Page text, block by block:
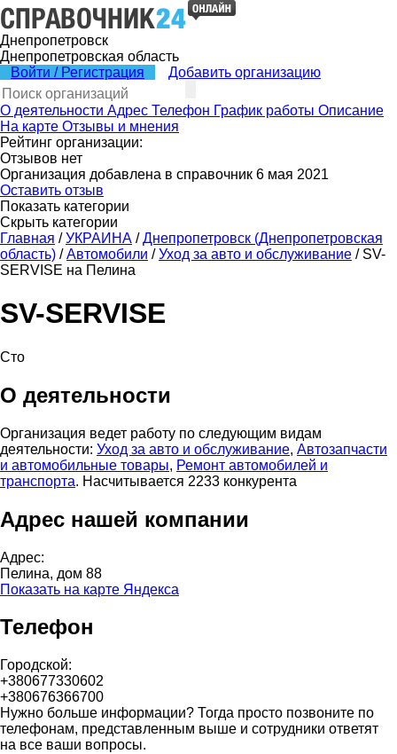
Днепропетровск
Днепропетровская область
Войти / Регистрация
Добавить организацию
О деятельности Адрес Телефон График работы Описание
На карте Отзывы и мнения
Рейтинг организации:
Отзывов нет
Организация добавлена в справочник 6 мая 2021
Оставить отзыв
Показать категории
Скрыть категории
Главная / УКРАИНА / Днепропетровск (Днепропетровская
область) / Автомобили / Уход за авто и обслуживание / SV-
SERVISE на Пелина
SV-SERVISE
Сто
О деятельности
Организация ведет работу по следующим видам
деятельности: Уход за авто и обслуживание, Автозапчасти
и автомобильные товары, Ремонт автомобилей и
транспорта. Насчитывается 2233 конкурента
Адрес нашей компании
Адрес:
Пелина, дом 88
Показать на карте Яндекса
Телефон
Городской:
+380677330602
+380676366700
Нужно больше информации? Тогда просто позвоните по
телефонам, представленным выше и сотрудники ответят
на все ваши вопросы.